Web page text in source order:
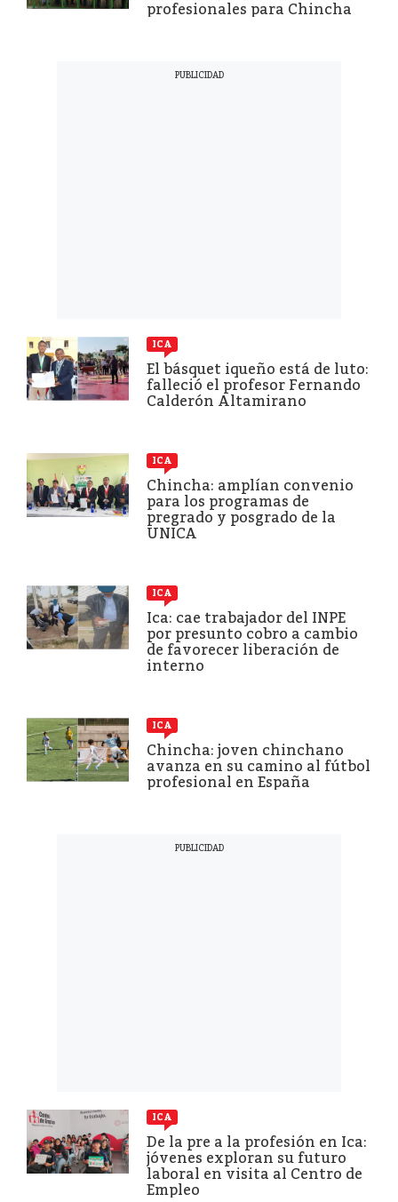
profesionales para Chincha
ICA
El básquet iqueño está de luto:
falleció el profesor Fernando
Calderón Altamirano
ICA
Chincha: amplían convenio
para los programas de
pregrado y posgrado de la
UNICA
ICA
Ica: cae trabajador del INPE
por presunto cobro a cambio
de favorecer liberación de
interno
ICA
Chincha: joven chinchano
avanza en su camino al fútbol
profesional en España
ICA
De la pre a la profesión en Ica:
jóvenes exploran su futuro
laboral en visita al Centro de
Empleo